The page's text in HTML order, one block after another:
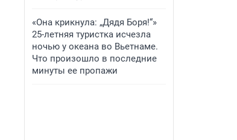
«Она крикнула: „Дядя Боря!“»
25-летняя туристка исчезла
ночью у океана во Вьетнаме.
Что произошло в последние
минуты ее пропажи